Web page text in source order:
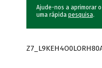
Ajude-nos a aprimorar
uma rápida pesquisa.